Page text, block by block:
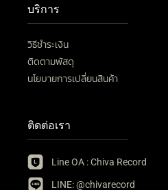
บริการ
วิธีชำระเงิน
ติดตามพัสดุ
นโยบายการเปลี่ยนสินค้า
ติดต่อเรา
Line OA : Chiva Record
LINE: @chivarecord